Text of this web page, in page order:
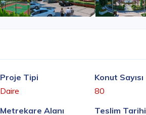
Proje Tipi
Daire
Konut Sayısı
80
Metrekare Alanı
Teslim Tarihi